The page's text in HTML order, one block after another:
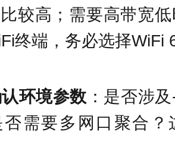
较高；需要高带宽
终端，务必选择WiFi
环境参数 ：是否涉
否需要多网口聚合